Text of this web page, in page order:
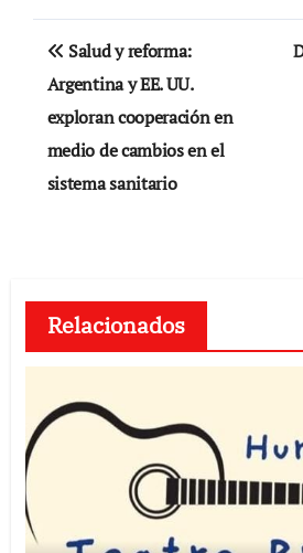
Navegación
de
entradas
Salud y reforma:
Argentina y EE. UU.
exploran cooperación en
medio de cambios en el
sistema sanitario
Relacionados